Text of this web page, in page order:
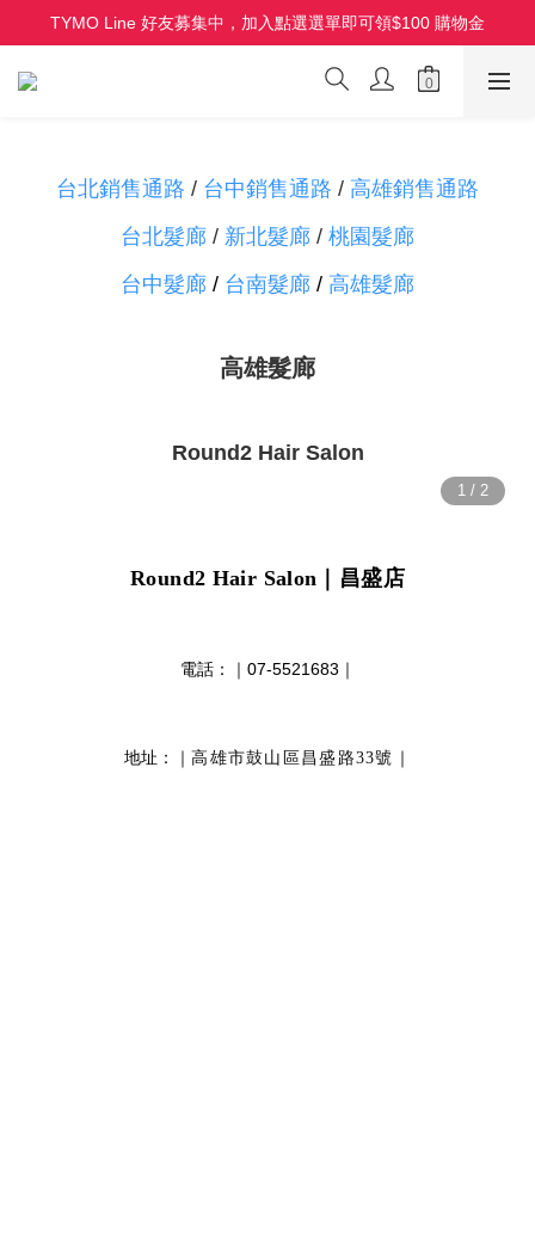
HOLO 3D 水潤離子夾 全新上市 首批限量
TYMO Line 好友募集中，加入點選選單即可領$100 購物金
HOLO 3D 水潤離子夾 全新上市 首批限量
台北銷售通路 / 台中銷售通路 / 高雄銷售通路
台北髮廊 / 新北髮廊 / 桃園髮廊
台中髮廊 / 台南髮廊 / 高雄髮廊
高雄髮廊
Round2 Hair Salon
Round2 Hair Salon ｜昌盛店
電話：｜ 07-5521683 ｜
地址：｜高雄市鼓山區昌盛路33號 ｜